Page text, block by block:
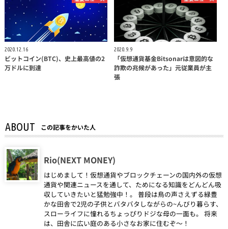
2020.12.16
ビットコイン(BTC)、史上最高値の2
万ドルに到達
2020.9.9
「仮想通貨基金Bitsonarは意図的な
詐欺の兆候があった」元従業員が主
張
ABOUT この記事をかいた人
Rio(NEXT MONEY)
はじめまして！仮想通貨やブロックチェーンの国内外の仮想
通貨や関連ニュースを通して、ためになる知識をどんどん吸
収していきたいと猛勉強中！。 普段は鳥の声さえずる緑豊
かな田舎で2児の子供とバタバタしながらの~んびり暮らす、
スローライフに憧れるちょっぴりドジな母の一面も。 将来
は、田舎に広い庭のある小さなお家に住むぞ～！